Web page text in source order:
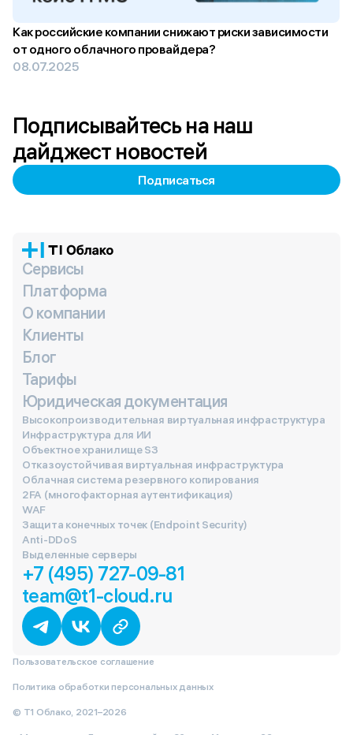
Как российские компании снижают риски зависимости
от одного облачного провайдера?
08.07.2025
Подписывайтесь на наш
дайджест новостей
Подписаться
Сервисы
Платформа
О компании
Клиенты
Блог
Тарифы
Юридическая документация
Высокопроизводительная виртуальная инфраструктура
Инфраструктура для ИИ
Объектное хранилище S3
Отказоустойчивая виртуальная инфраструктура
Облачная система резервного копирования
2FA (многофакторная аутентификация)
WAF
Защита конечных точек (Endpoint Security)
Anti-DDoS
Выделенные серверы
+7 (495) 727-09-81
team@t1-cloud.ru
Пользовательское соглашение
Политика обработки персональных данных
© Т1 Облако, 2021–2026